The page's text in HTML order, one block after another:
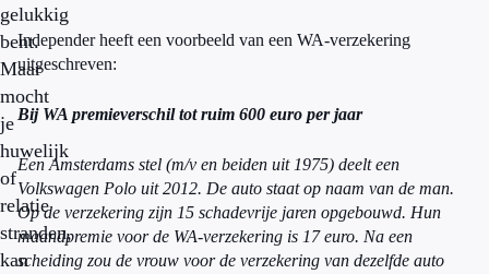
gelukkig
bent.
Maar
mocht
je
huwelijk
of
relatie
stranden,
kan
Independer heeft een voorbeeld van een WA-verzekering
uitgeschreven:
Bij WA premieverschil tot ruim 600 euro per jaar
Een Amsterdams stel (m/v en beiden uit 1975) deelt een
Volkswagen Polo uit 2012. De auto staat op naam van de man.
Op de verzekering zijn 15 schadevrije jaren opgebouwd. Hun
maandpremie voor de WA-verzekering is 17 euro. Na een
scheiding zou de vrouw voor de verzekering van dezelfde auto